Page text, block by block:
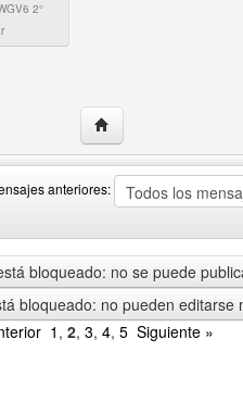
2°
Visitar sitio web del
anteriores:
bloqueado: no se puede
bloqueado: no pueden editarse
1 , 2, 3, 4, 5 Siguiente »